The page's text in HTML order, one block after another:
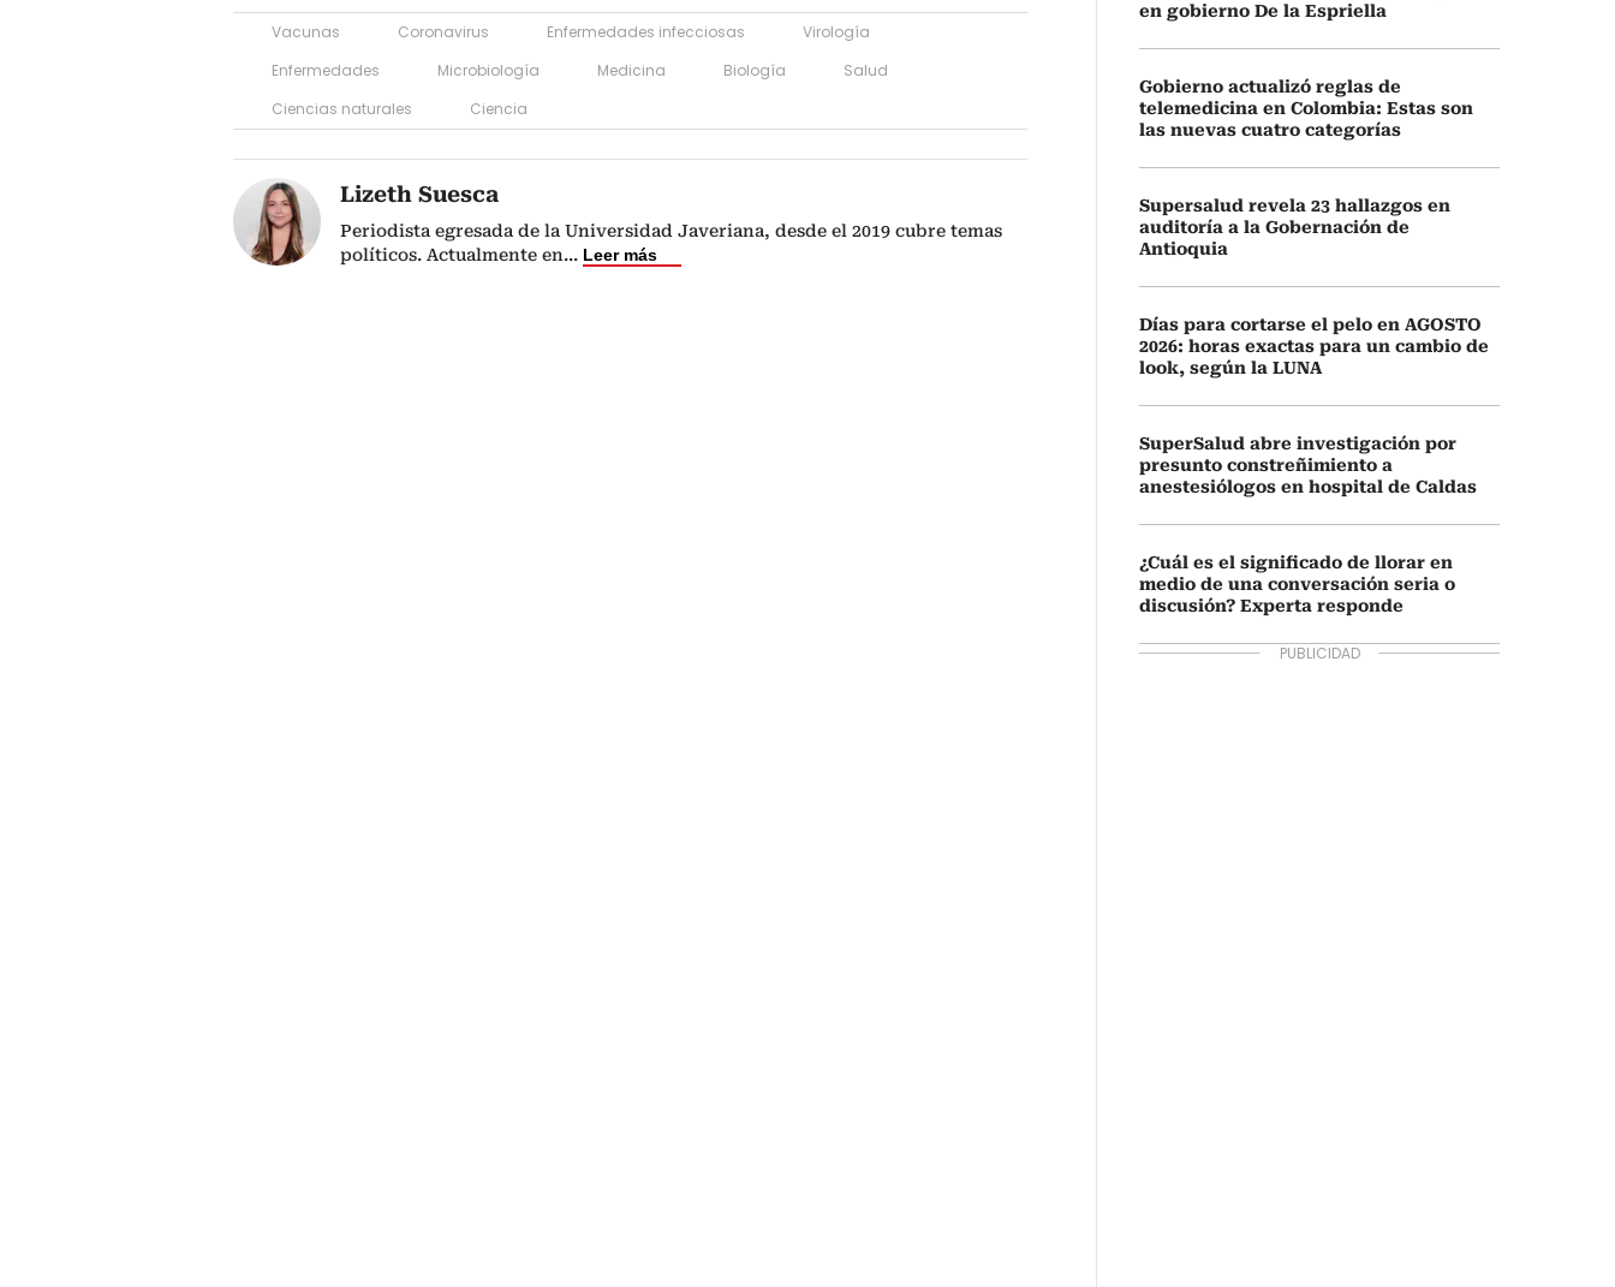
Vacunas Coronavirus Enfermedades infecciosas
Virología
Enfermedades
Microbiología Medicina Biología
Salud
Ciencias naturales
Ciencia
Lizeth Suesca
Periodista egresada de la Universidad Javeriana, desde el 2019 cubre temas
políticos. Actualmente en... Leer más
en gobierno De la Espriella
Gobierno actualizó reglas de
telemedicina en Colombia: Estas son
las nuevas cuatro categorías
Supersalud revela 23 hallazgos en
auditoría a la Gobernación de
Antioquia
Días para cortarse el pelo en AGOSTO
2026: horas exactas para un cambio de
look, según la LUNA
SuperSalud abre investigación por
presunto constreñimiento a
anestesiólogos en hospital de Caldas
¿Cuál es el significado de llorar en
medio de una conversación seria o
discusión? Experta responde